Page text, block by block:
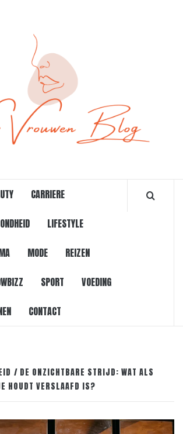
CARRIERE
LIFESTYLE
MODE REIZEN
SPORT VOEDING
CONTACT
DE ONZICHTBARE STRIJD: WAT ALS
HOUDT VERSLAAFD IS?